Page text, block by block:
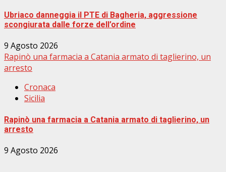
Ubriaco danneggia il PTE di Bagheria, aggressione
scongiurata dalle forze dell’ordine
9 Agosto 2026
Rapinò una farmacia a Catania armato di taglierino, un
arresto
Cronaca
Sicilia
Rapinò una farmacia a Catania armato di taglierino, un
arresto
9 Agosto 2026